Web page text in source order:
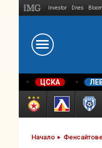
Investor Dnes
ЦСКА
Начало Фенсайтове